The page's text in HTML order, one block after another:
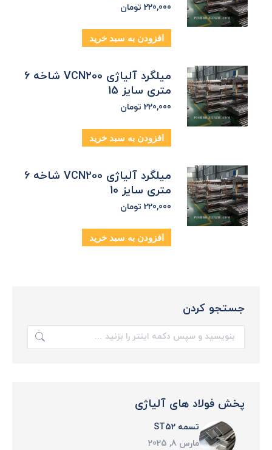
220,000 تومان
افزودن به سبد خرید
میلگرد آلیاژی VCN200 شاخه 6
متری سایز 15
220,000 تومان
افزودن به سبد خرید
میلگرد آلیاژی VCN200 شاخه 6
متری سایز 10
220,000 تومان
افزودن به سبد خرید
جستجو کردن
جستجو:
پخش فولاد های آلیاژی
تسمه ST52
مارس 8, 2025